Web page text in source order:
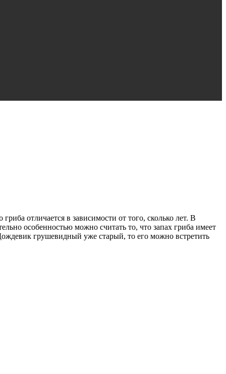
отличается в зависимости от того, сколько лет. В
особенностью можно считать то, что запах гриба имеет
грушевидный уже старый, то его можно встретить